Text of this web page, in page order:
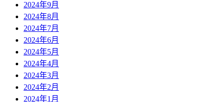
2024年9月
2024年8月
2024年7月
2024年6月
2024年5月
2024年4月
2024年3月
2024年2月
2024年1月